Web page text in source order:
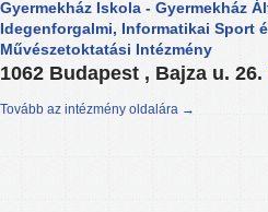
Gyermekház Iskola - Gyermekház
Idegenforgalmi, Informatikai Sport
Művészetoktatási Intézmény
1062 Budapest , Bajza u. 26.
Tovább az intézmény oldalára →